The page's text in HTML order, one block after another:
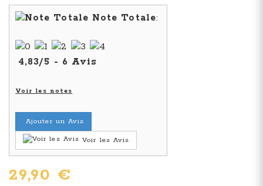
Note Totale:
4,83/5 - 6 Avis
Voir les notes
Ajouter un Avis
Voir les Avis
29,90 €